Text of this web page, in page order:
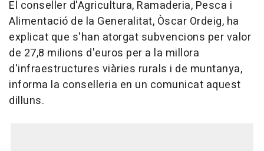
El conseller d'Agricultura, Ramaderia, Pesca i
Alimentació de la Generalitat, Òscar Ordeig, ha
explicat que s'han atorgat subvencions per valor
de 27,8 milions d'euros per a la millora
d'infraestructures viàries rurals i de muntanya,
informa la conselleria en un comunicat aquest
dilluns.